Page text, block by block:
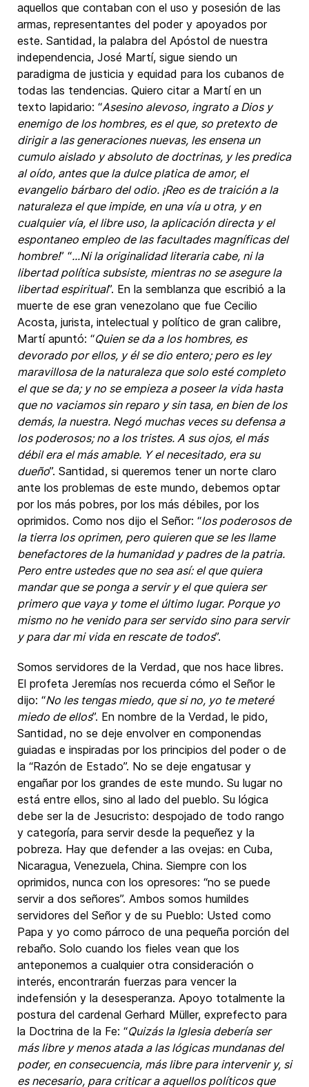
aquellos que contaban con el uso y posesión de las
armas, representantes del poder y apoyados por
este. Santidad, la palabra del Apóstol de nuestra
independencia, José Martí, sigue siendo un
paradigma de justicia y equidad para los cubanos de
todas las tendencias. Quiero citar a Martí en un
texto lapidario: “Asesino alevoso, ingrato a Dios y
enemigo de los hombres, es el que, so pretexto de
dirigir a las generaciones nuevas, les ensena un
cumulo aislado y absoluto de doctrinas, y les predica
al oído, antes que la dulce platica de amor, el
evangelio bárbaro del odio. ¡Reo es de traición a la
naturaleza el que impide, en una vía u otra, y en
cualquier vía, el libre uso, la aplicación directa y el
espontaneo empleo de las facultades magníficas del
hombre!” “...Ni la originalidad literaria cabe, ni la
libertad política subsiste, mientras no se asegure la
libertad espiritual”. En la semblanza que escribió a la
muerte de ese gran venezolano que fue Cecilio
Acosta, jurista, intelectual y político de gran calibre,
Martí apuntó: “Quien se da a los hombres, es
devorado por ellos, y él se dio entero; pero es ley
maravillosa de la naturaleza que solo esté completo
el que se da; y no se empieza a poseer la vida hasta
que no vaciamos sin reparo y sin tasa, en bien de los
demás, la nuestra. Negó muchas veces su defensa a
los poderosos; no a los tristes. A sus ojos, el más
débil era el más amable. Y el necesitado, era su
dueño”. Santidad, si queremos tener un norte claro
ante los problemas de este mundo, debemos optar
por los más pobres, por los más débiles, por los
oprimidos. Como nos dijo el Señor: “los poderosos de
la tierra los oprimen, pero quieren que se les llame
benefactores de la humanidad y padres de la patria.
Pero entre ustedes que no sea así: el que quiera
mandar que se ponga a servir y el que quiera ser
primero que vaya y tome el último lugar. Porque yo
mismo no he venido para ser servido sino para servir
y para dar mi vida en rescate de todos”.
Somos servidores de la Verdad, que nos hace libres.
El profeta Jeremías nos recuerda cómo el Señor le
dijo: “No les tengas miedo, que si no, yo te meteré
miedo de ellos”. En nombre de la Verdad, le pido,
Santidad, no se deje envolver en componendas
guiadas e inspiradas por los principios del poder o de
la “Razón de Estado”. No se deje engatusar y
engañar por los grandes de este mundo. Su lugar no
está entre ellos, sino al lado del pueblo. Su lógica
debe ser la de Jesucristo: despojado de todo rango
y categoría, para servir desde la pequeñez y la
pobreza. Hay que defender a las ovejas: en Cuba,
Nicaragua, Venezuela, China. Siempre con los
oprimidos, nunca con los opresores: “no se puede
servir a dos señores”. Ambos somos humildes
servidores del Señor y de su Pueblo: Usted como
Papa y yo como párroco de una pequeña porción del
rebaño. Solo cuando los fieles vean que los
anteponemos a cualquier otra consideración o
interés, encontrarán fuerzas para vencer la
indefensión y la desesperanza. Apoyo totalmente la
postura del cardenal Gerhard Müller, exprefecto para
la Doctrina de la Fe: “Quizás la Iglesia debería ser
más libre y menos atada a las lógicas mundanas del
poder, en consecuencia, más libre para intervenir y, si
es necesario, para criticar a aquellos políticos que